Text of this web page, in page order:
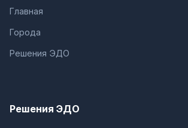
Главная
Города
Решения ЭДО
Решения ЭДО